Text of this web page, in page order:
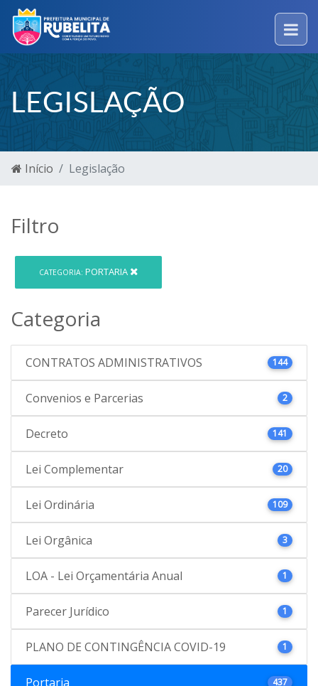
LEGISLAÇÃO
Início Legislação
Filtro
CATEGORIA: PORTARIA
Categoria
CONTRATOS ADMINISTRATIVOS 144
Convenios e Parcerias 2
Decreto 141
Lei Complementar 20
Lei Ordinária 109
Lei Orgânica 3
LOA - Lei Orçamentária Anual 1
Parecer Jurídico 1
PLANO DE CONTINGÊNCIA COVID-19 1
Portaria 437